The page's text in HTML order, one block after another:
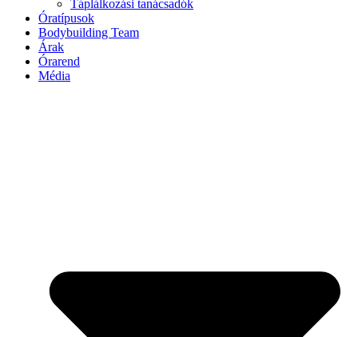
Táplálkozási tanácsadók
Óratípusok
Bodybuilding Team
Árak
Órarend
Média